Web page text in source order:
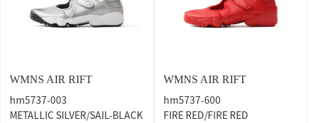
WMNS AIR RIFT
hm5737-003
METALLIC SILVER/SAIL-BLACK
WMNS AIR RIFT
hm5737-600
FIRE RED/FIRE RED